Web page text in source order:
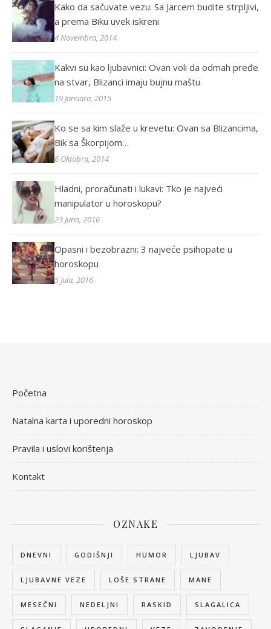
Kako da sačuvate vezu: Sa Jarcem budite strpljivi,
a prema Biku uvek iskreni
4 Novembra, 2014
Kakvi su kao ljubavnici: Ovan voli da odmah pređe
na stvar, Blizanci imaju bujnu maštu
19 Januara, 2015
Ko se sa kim slaže u krevetu: Ovan sa Blizancima,
Bik sa Škorpijom…
6 Oktobra, 2014
Hladni, proračunati i lukavi: Tko je najveći
manipulator u horoskopu?
23 Juna, 2016
Opasni i bezobrazni: 3 najveće psihopate u
horoskopu
5 Jula, 2016
Početna
Natalna karta i uporedni horoskop
Pravila i uslovi korištenja
Kontakt
OZNAKE
DNEVNI GODIŠNJI HUMOR LJUBAV
LJUBAVNE VEZE LOŠE STRANE MANE
MESEČNI NEDELJNI RASKID SLAGALICA